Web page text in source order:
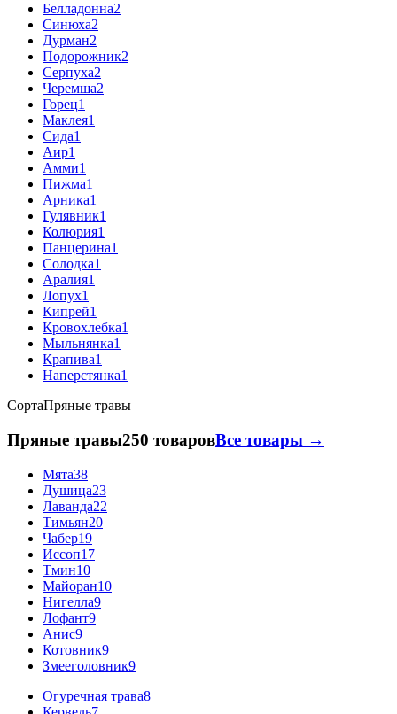
Белладонна2
Синюха2
Дурман2
Подорожник2
Серпуха2
Черемша2
Горец1
Маклея1
Сида1
Аир1
Амми1
Пижма1
Арника1
Гулявник1
Колюрия1
Панцерина1
Солодка1
Аралия1
Лопух1
Кипрей1
Кровохлебка1
Мыльнянка1
Крапива1
Наперстянка1
СортаПряные травы
Пряные травы250 товаровВсе товары →
Мята38
Душица23
Лаванда22
Тимьян20
Чабер19
Иссоп17
Тмин10
Майоран10
Нигелла9
Лофант9
Анис9
Котовник9
Змееголовник9
Огуречная трава8